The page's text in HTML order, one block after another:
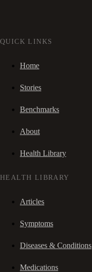
QUICK LINKS
Home
Stories
Benchmarks
About
Health Library
HEALTH LIBRARY
Articles
Symptoms
Diseases & Conditions
Medications